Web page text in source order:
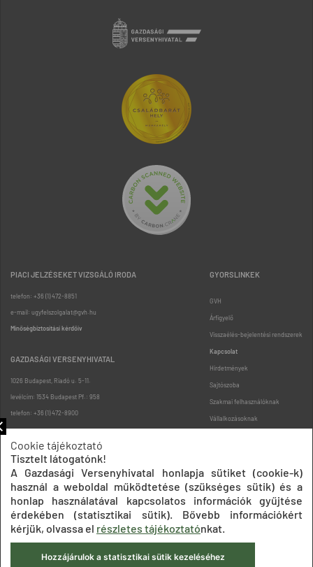
PIACI JELZÉSEKET VIZSGÁLÓ IRODA
telefon: +36 (1) 472-8851
e-mail: ugyfelszolgalat@gvh.hu
Minőségbiztosítási kérdőív
GAZDASÁGI VERSENYHIVATAL
1026 Budapest, Riadó u. 5-11.
levélcím: 1534 Budapest Pf.: 958
telefon: +36 (1) 472-8900
GYORSLINKEK
GVH
Árfigyelő
Visszaélés-bejelentési rendszerek
Kapcsolat
Hirdetmények
Sajtószoba
Szakmai felhasználóknak
Vállalkozásoknak
Oldaltérkép
Impresszum Adatkezelési tájékoztatók Akadálymentesítési nyilatkozat
Cookie tájékoztató
Tisztelt látogatónk!
A Gazdasági Versenyhivatal honlapja sütiket (cookie-k)
használ a weboldal működtetése (szükséges sütik) és a
honlap használatával kapcsolatos információk gyűjtése
érdekében (statisztikai sütik). Bővebb információkért
kérjük, olvassa el részletes tájékoztatónkat.
Hozzájárulok a statisztikai sütik kezeléséhez